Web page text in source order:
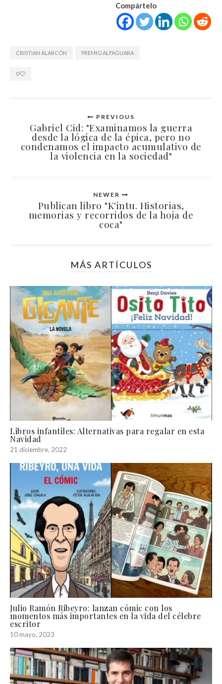
Compártelo
CRISTIAN ALARCÓN PREMIO ALFAGUARA
0
PREVIOUS
Gabriel Cid: "Examinamos la guerra
desde la lógica de la épica, pero no
condenamos el impacto acumulativo de
la violencia en la sociedad"
NEWER
Publican libro "K'intu. Historias,
memorias y recorridos de la hoja de
coca"
MÁS ARTÍCULOS
Libros infantiles: Alternativas para regalar en esta
Navidad
21 diciembre, 2022
Julio Ramón Ribeyro: lanzan cómic con los
momentos más importantes en la vida del célebre
escritor
10 mayo, 2023